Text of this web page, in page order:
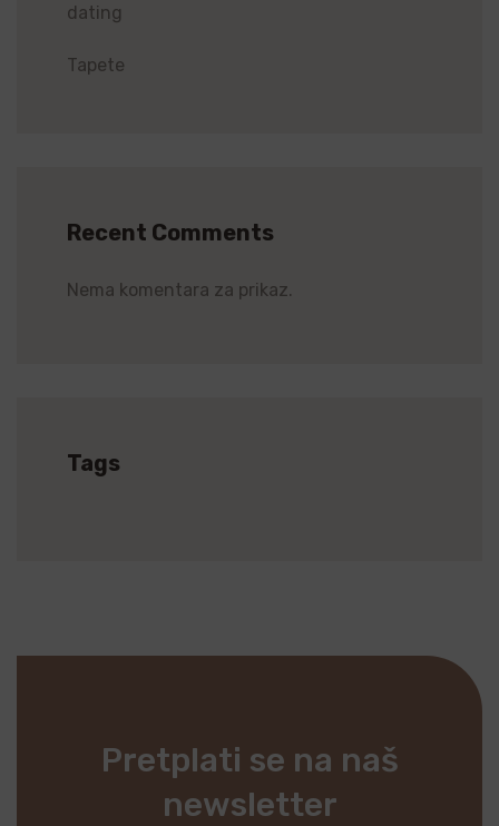
dating
Tapete
Recent Comments
Nema komentara za prikaz.
Tags
Pretplati se na naš
newsletter